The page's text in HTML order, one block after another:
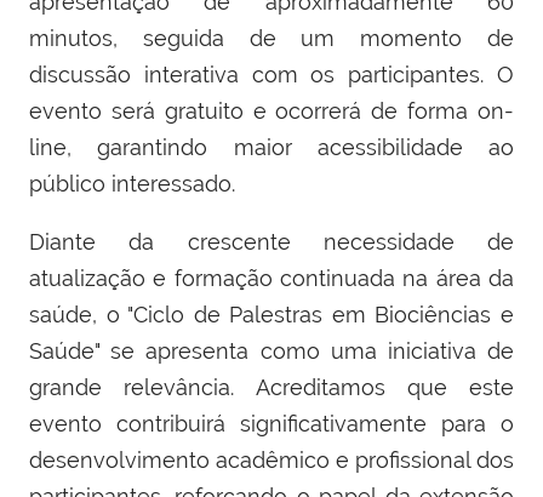
minutos, seguida de um momento de
discussão interativa com os participantes. O
evento será gratuito e ocorrerá de forma on-
line, garantindo maior acessibilidade ao
público interessado.
Diante da crescente necessidade de
atualização e formação continuada na área da
saúde, o "Ciclo de Palestras em Biociências e
Saúde" se apresenta como uma iniciativa de
grande relevância. Acreditamos que este
evento contribuirá significativamente para o
desenvolvimento acadêmico e profissional dos